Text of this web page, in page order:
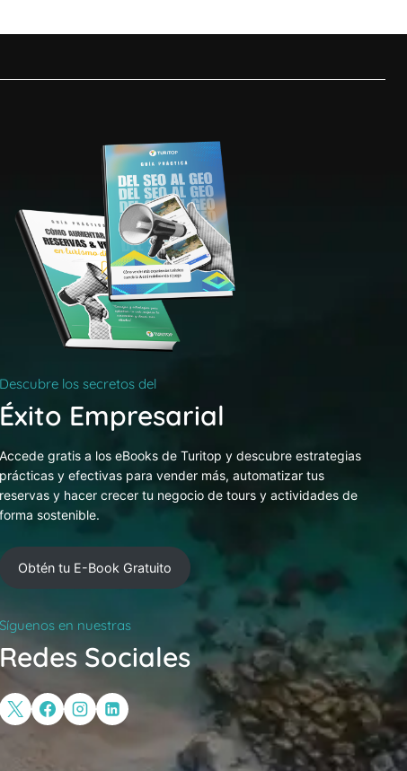
Descubre los secretos del
Éxito Empresarial
Accede gratis a los eBooks de Turitop y descubre estrategias
prácticas y efectivas para vender más, automatizar tus
reservas y hacer crecer tu negocio de tours y actividades de
forma sostenible.
Obtén tu E-Book Gratuito
Síguenos en nuestras
Redes Sociales